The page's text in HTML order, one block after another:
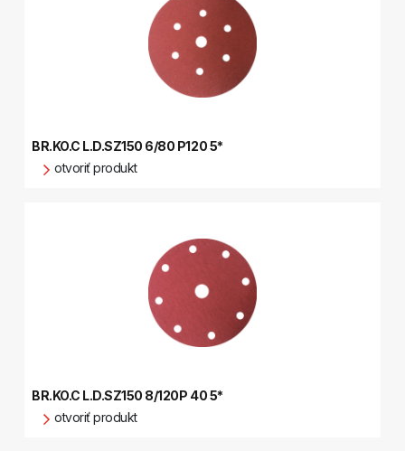
BR.KO.C L.D.SZ150 6/80 P120 5*
otvoriť produkt
BR.KO.C L.D.SZ150 8/120P 40 5*
otvoriť produkt